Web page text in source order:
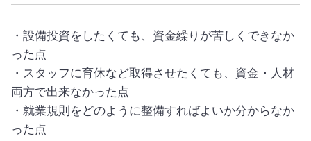
・設備投資をしたくても、資金繰りが苦しくできなか
った点
・スタッフに育休など取得させたくても、資金・人材
両方で出来なかった点
・就業規則をどのように整備すればよいか分からなか
った点